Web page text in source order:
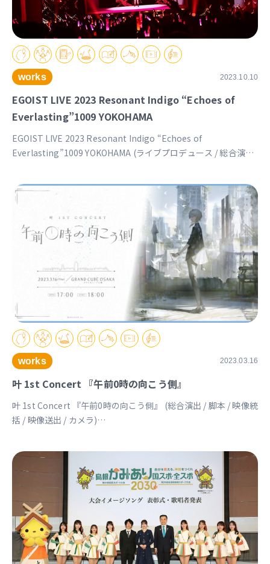
works 2023.10.10
EGOIST LIVE 2023 Resonant Indigo “Echoes of
Everlasting”1009 YOKOHAMA
EGOIST LIVE 2023 Resonant Indigo “Echoes of
Everlasting”1009 YOKOHAMA (ライブプロデュース / 総合演出
クション / マネージメント) https://www.egoist-inori.jp/live
works 2023.03.16
叶 1st Concert 『午前0時の向こう側』
叶 1st Concert 『午前0時の向こう側』 (総合演出 / 脚本 / 映像統
括 / 映像送出 / カメラ)